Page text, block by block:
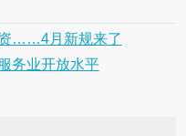
……4月新规来了
务业开放水平